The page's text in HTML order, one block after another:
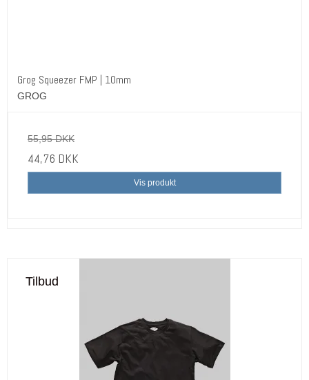
Grog Squeezer FMP | 10mm
GROG
55,95 DKK
44,76 DKK
Vis produkt
Tilbud